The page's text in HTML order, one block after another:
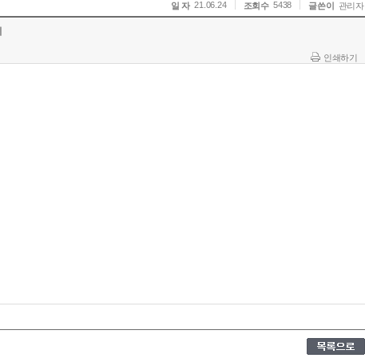
일 자 21.06.24 조회수 5438 글쓴이 관리자
인쇄하기